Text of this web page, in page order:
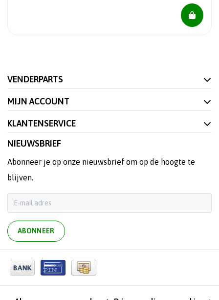
VENDERPARTS
MIJN ACCOUNT
KLANTENSERVICE
NIEUWSBRIEF
Abonneer je op onze nieuwsbrief om op de hoogte te
blijven.
ABONNEER